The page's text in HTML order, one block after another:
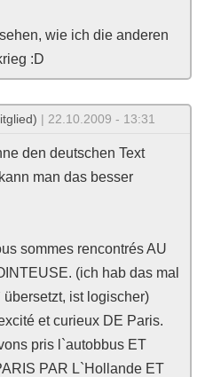
wie ich die anderen
:D
| 22.10.2009 - 13:31
den deutschen Text
man das besser
sommes rencontrés AU
(ich hab das mal
übersetzt, ist logischer)
et curieux DE Paris.
pris l`autobbus ET
PAR L`Hollande ET